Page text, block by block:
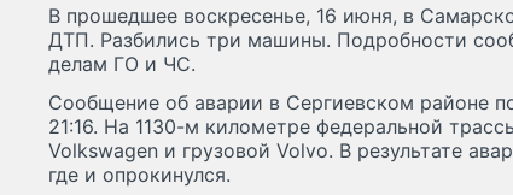
В прошедшее воскресенье, 16 июня, в
ДТП. Разбились три машины. Подробности
делам ГО и ЧС.
Сообщение об аварии в Сергиевском районе
21:16. На 1130-м километре федеральной
Volkswagen и грузовой Volvo. В результате
где и опрокинулся.